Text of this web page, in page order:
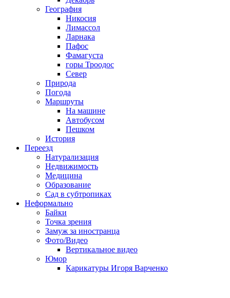
География
Никосия
Лимассол
Ларнака
Пафос
Фамагуста
горы Троодос
Север
Природа
Погода
Маршруты
На машине
Автобусом
Пешком
История
Переезд
Натурализация
Недвижимость
Медицина
Образование
Сад в субтропиках
Неформально
Байки
Точка зрения
Замуж за иностранца
Фото/Видео
Вертикальное видео
Юмор
Карикатуры Игоря Варченко